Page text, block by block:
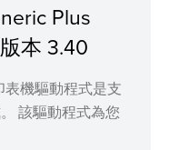
Plus
本 3.40
表機驅動程式是支
該驅動程式為您